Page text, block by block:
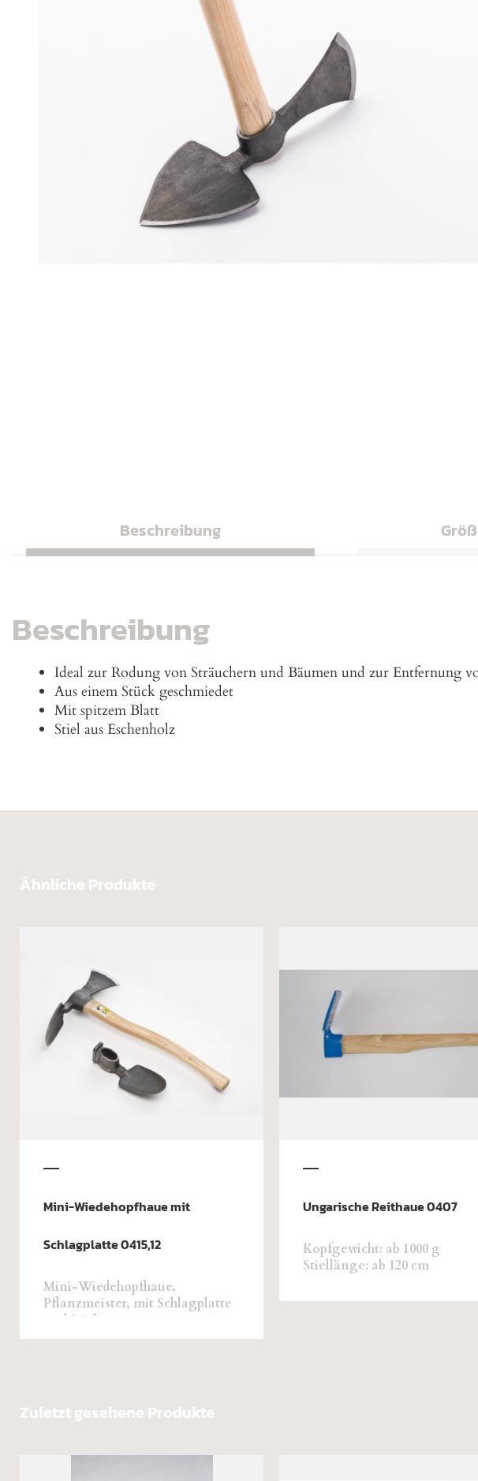
Beschreibung
Beschreibung
Ideal zur Rodung von Sträuchern und Bäumen und zur Entfernung
Aus einem Stück geschmiedet
Mit spitzem Blatt
Stiel aus Eschenholz
Ähnliche Produkte
Mini-Wiedehopfhaue mit
Schlagplatte 0415,12
Mini-Wiedehopfhaue,
Pflanzmeister, mit Schlagplatte
und Stiel
Ungarische Reithaue 0407
Kopfgewicht: ab 1000 g
Stiellänge: ab 120 cm
Zuletzt gesehene Produkte